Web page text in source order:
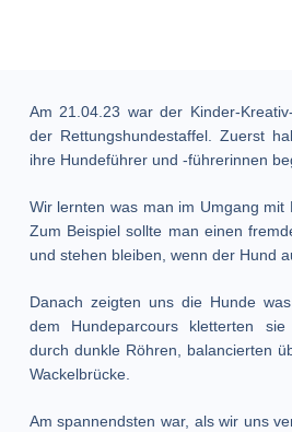
Am 21.04.23 war der Kinder-
der Rettungshundestaffel. Zuerst
ihre Hundeführer und -führerinnen
Wir lernten was man im Umgang mit
Zum Beispiel sollte man einen
und stehen bleiben, wenn der Hund
Danach zeigten uns die Hunde
dem Hundeparcours kletterten
durch dunkle Röhren, balancierten
Wackelbrücke.
Am spannendsten war, als wir uns